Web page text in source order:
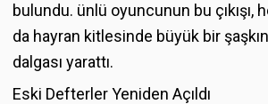
bulundu. ünlü oyuncunun bu çıkışı,
da hayran kitlesinde büyük bir
dalgası yarattı.
Eski Defterler Yeniden Açıldı